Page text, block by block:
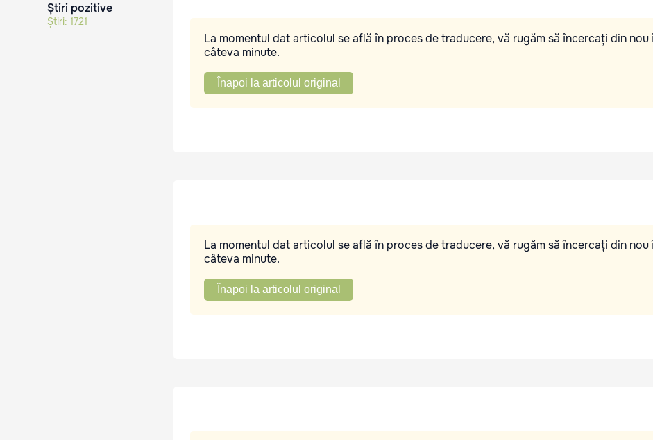
Știri pozitive
Știri: 1721
La momentul dat articolul se află în proces de traducere, vă rugăm să încercați din nou
câteva minute.
Înapoi la articolul original
La momentul dat articolul se află în proces de traducere, vă rugăm să încercați din nou
câteva minute.
Înapoi la articolul original